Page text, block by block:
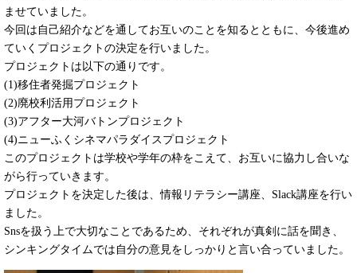
ませていました。
今回は自己紹介などを通してお互いのことを知るとともに、今後進め
ていくプロジェクトの決定を行いました。
プロジェクトは以下の通りです。
(1)移住者発掘プロジェクト
(2)廃校利活用プロジェクト
(3)アフター大河バトンプロジェクト
(4)ニューふくシネマパラダイスプロジェクト
このプロジェクトは学校や学年の枠をこえて、お互いに協力し合いな
がら行っていきます。
プロジェクトを決定した後は、情報リテラシー講座、Slack講座を行い
ました。
Snsを扱う上で大切なことであるため、それぞれが真剣に話を聞き、
シンキングタイムでは自分の意見をしっかりと言い合っていました。